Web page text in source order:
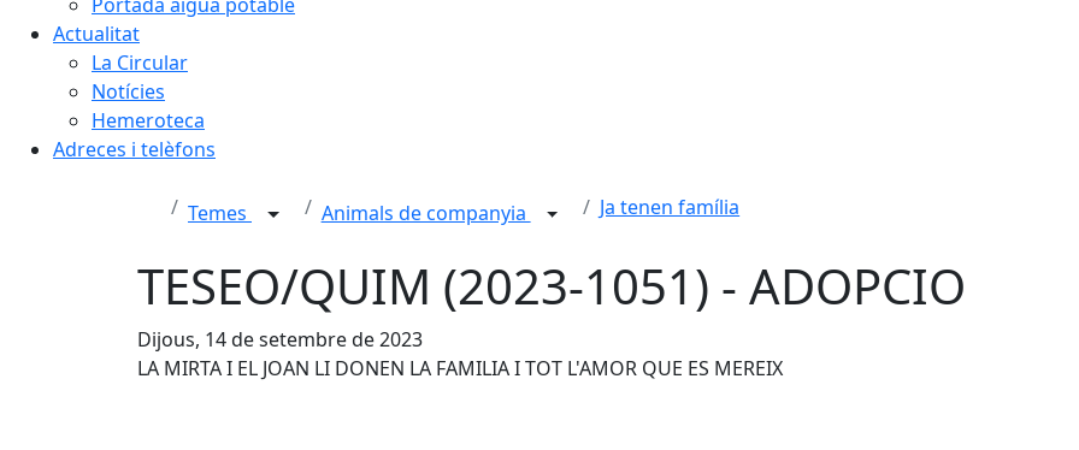
Actualitat
La Circular
Notícies
Hemeroteca
Adreces i telèfons
Temes Animals de companyia Ja tenen família
TESEO/QUIM (2023-1051) - ADOPCIO
Dijous, 14 de setembre de 2023
LA MIRTA I EL JOAN LI DONEN LA FAMILIA I TOT L'AMOR QUE ES MEREIX